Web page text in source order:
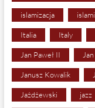
islamizacja
Italia Italy
Jan Paweł II
Janusz Kowalik
Jażdżewski jazz